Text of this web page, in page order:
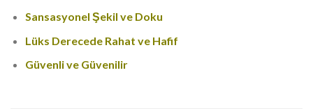
Sansasyonel Şekil ve Doku
Lüks Derecede Rahat ve Hafif
Güvenli ve Güvenilir